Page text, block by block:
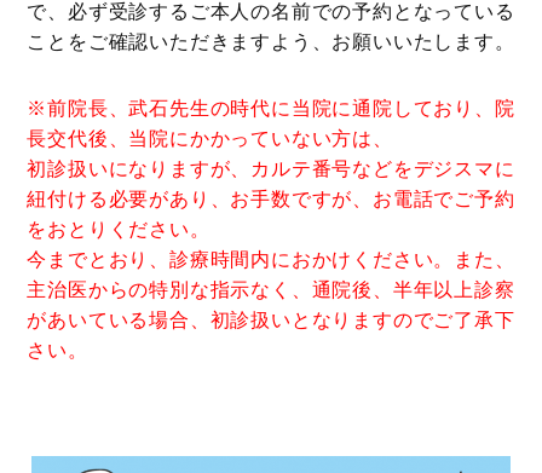
で、必ず受診するご本人の名前での予約となっている
ことをご確認いただきますよう、お願いいたします。
※前院長、武石先生の時代に当院に通院しており、院
長交代後、当院にかかっていない方は、
初診扱いになりますが、カルテ番号などをデジスマに
紐付ける必要があり、お手数ですが、お電話でご予約
をおとりください。
今までとおり、診療時間内におかけください。また、
主治医からの特別な指示なく、通院後、半年以上診察
があいている場合、初診扱いとなりますのでご了承下
さい。